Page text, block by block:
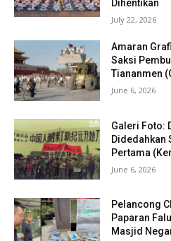
Dihentikan
July 22, 2026
Amaran
Saksi
Tiananmen
June 6, 2026
Galeri Foto:
Didedahkan
Pertama
June 6, 2026
Pelancong
Paparan
Masjid